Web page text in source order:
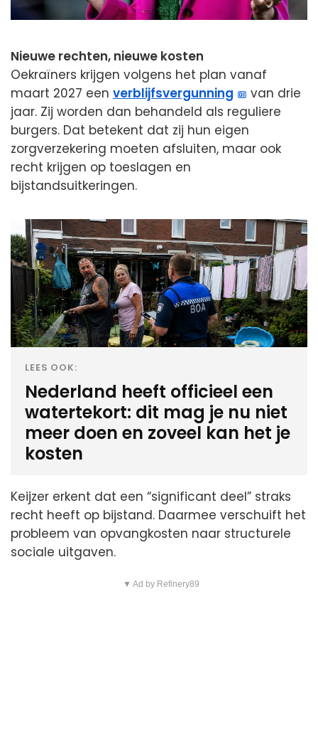
Nieuwe rechten, nieuwe kosten
Oekraïners krijgen volgens het plan vanaf
maart 2027 een verblijfsvergunning
van drie
jaar. Zij worden dan behandeld als reguliere
burgers. Dat betekent dat zij hun eigen
zorgverzekering moeten afsluiten, maar ook
recht krijgen op toeslagen en
bijstandsuitkeringen.
LEES OOK:
Nederland heeft officieel een
watertekort: dit mag je nu niet
meer doen en zoveel kan het je
kosten
Keijzer erkent dat een “significant deel” straks
recht heeft op bijstand. Daarmee verschuift het
probleem van opvangkosten naar structurele
sociale uitgaven.
▼ Ad by Refinery89